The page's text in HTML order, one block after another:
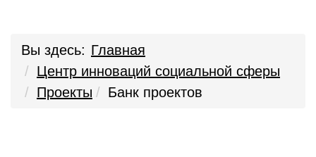
Вы здесь: Главная
Центр инноваций социальной сферы
Проекты
Банк проектов